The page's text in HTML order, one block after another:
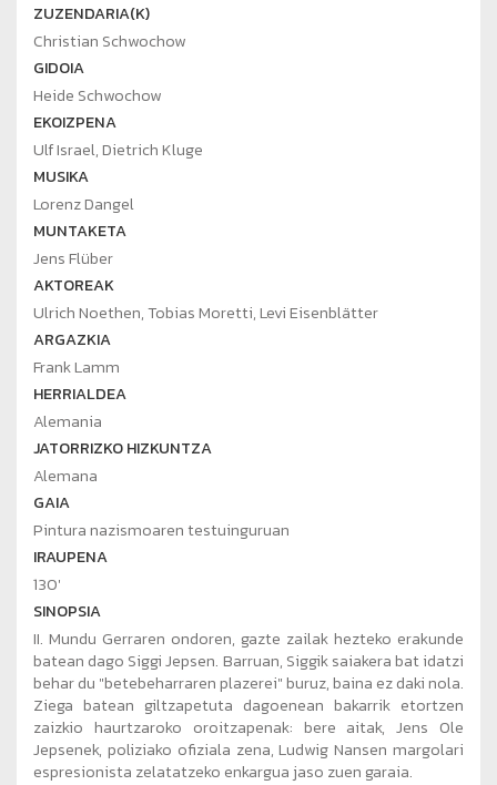
ZUZENDARIA(K)
Christian Schwochow
GIDOIA
Heide Schwochow
EKOIZPENA
Ulf Israel, Dietrich Kluge
MUSIKA
Lorenz Dangel
MUNTAKETA
Jens Flüber
AKTOREAK
Ulrich Noethen, Tobias Moretti, Levi Eisenblätter
ARGAZKIA
Frank Lamm
HERRIALDEA
Alemania
JATORRIZKO HIZKUNTZA
Alemana
GAIA
Pintura nazismoaren testuinguruan
IRAUPENA
130'
SINOPSIA
II. Mundu Gerraren ondoren, gazte zailak hezteko erakunde
batean dago Siggi Jepsen. Barruan, Siggik saiakera bat idatzi
behar du "betebeharraren plazerei" buruz, baina ez daki nola.
Ziega batean giltzapetuta dagoenean bakarrik etortzen
zaizkio haurtzaroko oroitzapenak: bere aitak, Jens Ole
Jepsenek, poliziako ofiziala zena, Ludwig Nansen margolari
espresionista zelatatzeko enkargua jaso zuen garaia.